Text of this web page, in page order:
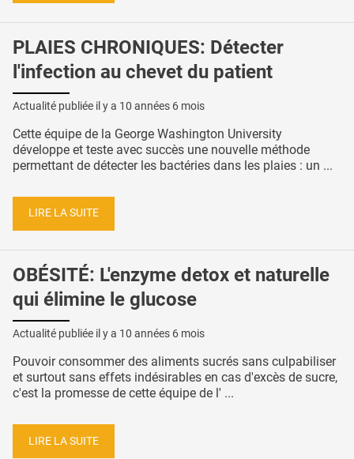
PLAIES CHRONIQUES: Détecter
l'infection au chevet du patient
Actualité publiée il y a 10 années 6 mois
Cette équipe de la George Washington University
développe et teste avec succès une nouvelle méthode
permettant de détecter les bactéries dans les plaies : un ...
LIRE LA SUITE
OBÉSITÉ: L'enzyme detox et naturelle
qui élimine le glucose
Actualité publiée il y a 10 années 6 mois
Pouvoir consommer des aliments sucrés sans culpabiliser
et surtout sans effets indésirables en cas d'excès de sucre,
c'est la promesse de cette équipe de l' ...
LIRE LA SUITE